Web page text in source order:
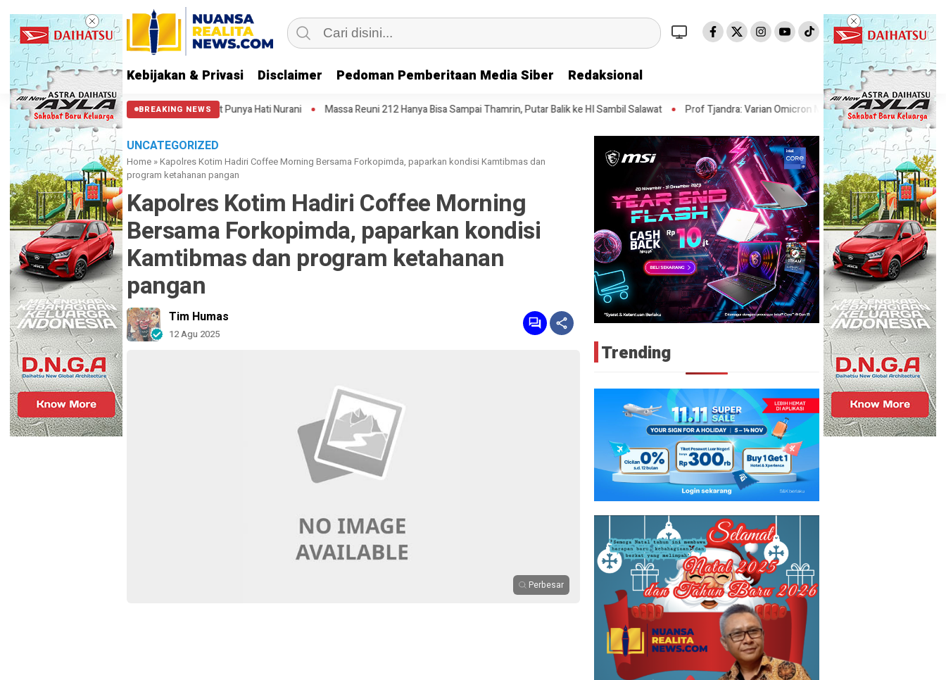
Kebijakan & Privasi Disclaimer Pedoman Pemberitaan Media Siber Redaksional
BREAKING NEWS
Kuda: Semoga Aparat Punya Hati Nurani Massa Reuni 212 Hanya Bisa Sampai Thamrin, Putar Balik ke HI Sambil Salawat Prof Tjandra: Varian Omicron Mungkin Berdampak pada Obat Pasien COVID-19
UNCATEGORIZED
Home »Kapolres Kotim Hadiri Coffee Morning Bersama Forkopimda, paparkan kondisi Kamtibmas dan
program ketahanan pangan
Kapolres Kotim Hadiri Coffee Morning
Bersama Forkopimda, paparkan kondisi
Kamtibmas dan program ketahanan
pangan
Tim Humas
12 Agu 2025
Perbesar
Trending